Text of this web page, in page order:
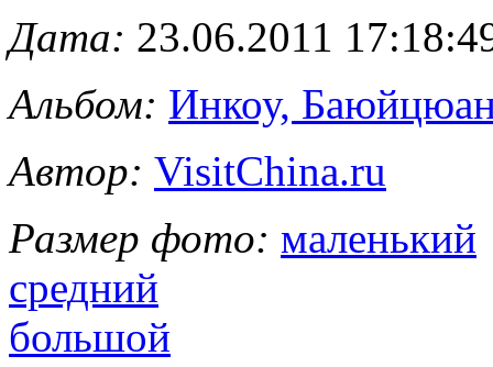
Дата: 23.06.2011
Альбом: Инкоу,
Автор: VisitChina.ru
Размер фото: маленький
средний
большой